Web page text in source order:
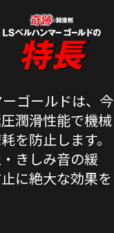
ゴールドは、今
潤滑性能で機械
を防止します。
きしみ音の緩
に絶大な効果を